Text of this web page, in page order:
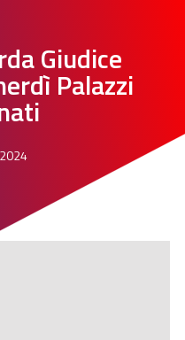
Giudice
Palazzi